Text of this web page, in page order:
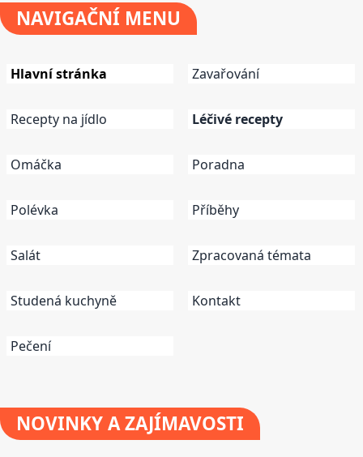
NAVIGAČNÍ MENU
Hlavní stránka
Recepty na jídlo
Omáčka
Polévka
Salát
Studená kuchyně
Pečení
Zavařování
Léčivé recepty
Poradna
Příběhy
Zpracovaná témata
Kontakt
NOVINKYA ZAJÍMAVOSTI